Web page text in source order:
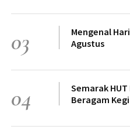
03
Mengenal
Agustus
04
Semarak HUT
Beragam